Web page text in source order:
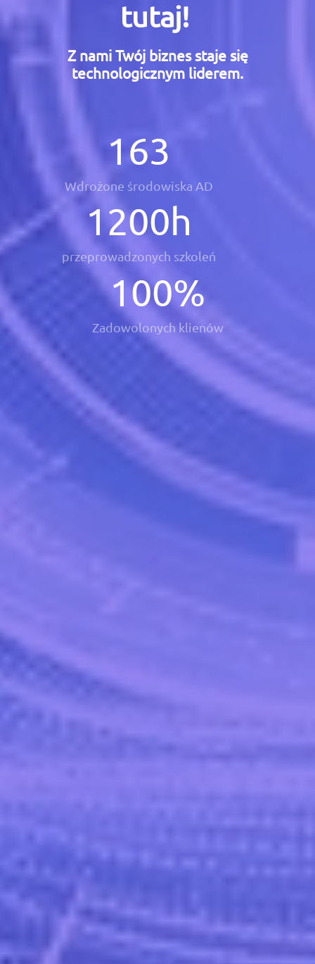
tutaj!
Z nami Twój biznes staje się
technologicznym liderem.
163
Wdrożone środowiska AD
1200h
przeprowadzonych szkoleń
100%
Zadowolonych klienów